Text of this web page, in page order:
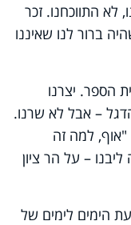
לא התווכחנו. זכר
ברור לנו שאיננו
הספר. יצרנו
– אבל לא שרנו.
למה זה
– על הר ציון
הימים לימים של